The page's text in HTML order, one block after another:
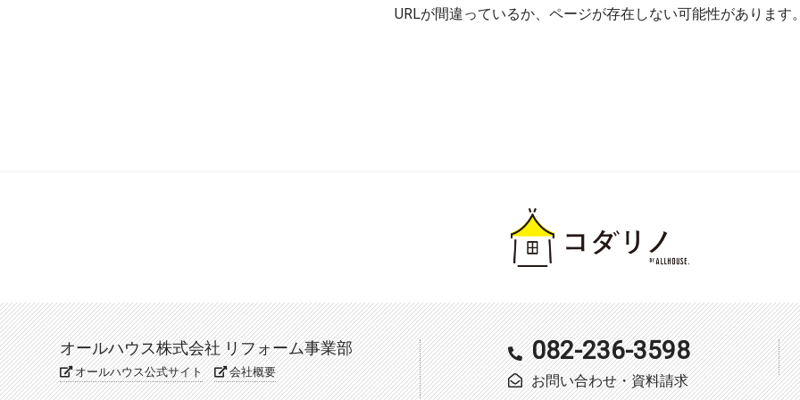
URLが間違っているか、ページが存在しない可能性があります
オールハウス株式会社 リフォーム事業部
オールハウス公式サイト 会社概要
082-236-3598
お問い合わせ・資料請求